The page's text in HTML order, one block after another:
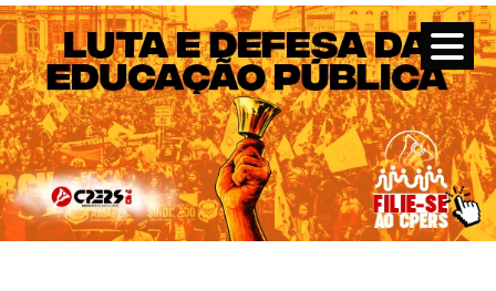
CPERS – Sindicato
CPERS – Sindicato dos Professores e Funcionários de escola
do Estado do Rio Grande do Sul